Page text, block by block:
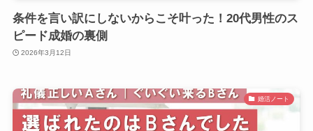
条件を言い訳にしないからこそ叶った！20代男性のス
ピード成婚の裏側
2026年3月12日
婚活ノート